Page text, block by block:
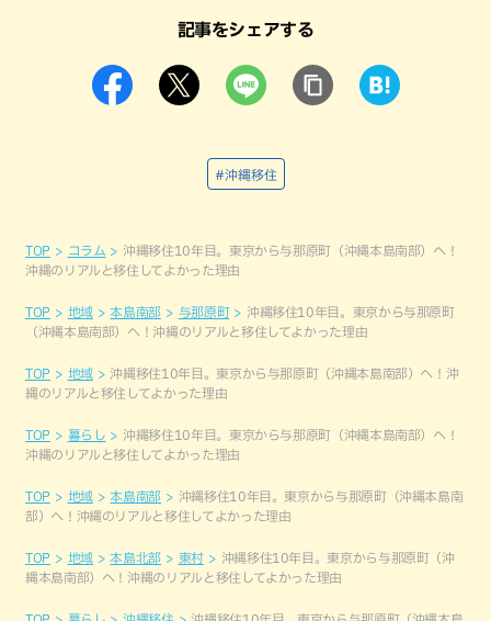
記事をシェアする
#沖縄移住
TOP コラム
沖縄移住10年目。東京から与那原町（沖縄本島南部）へ！
沖縄のリアルと移住してよかった理由
TOP 地域 本島南部 与那原町
沖縄移住10年目。東京から与那原町
（沖縄本島南部）へ！沖縄のリアルと移住してよかった理由
TOP 地域
沖縄移住10年目。東京から与那原町（沖縄本島南部）へ！沖
縄のリアルと移住してよかった理由
TOP 暮らし
沖縄移住10年目。東京から与那原町（沖縄本島南部）へ！
沖縄のリアルと移住してよかった理由
TOP 地域 本島南部
沖縄移住10年目。東京から与那原町（沖縄本島南
部）へ！沖縄のリアルと移住してよかった理由
TOP 地域 本島北部 東村
沖縄移住10年目。東京から与那原町（沖
縄本島南部）へ！沖縄のリアルと移住してよかった理由